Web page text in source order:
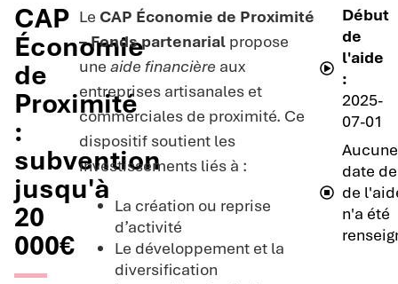
CAP
Économie
de
Proximité
:
subvention
jusqu'à
20
000€
Le CAP Économie de Proximité
– Fonds partenarial propose
uneaide financière aux
entreprises artisanales et
commerciales de proximité. Ce
dispositif soutient les
investissements liés à :
La création ou reprise
d’activité
Le développement et la
diversification
Début
de
l'aide
:
2025-
07-01
Aucune
date
de
n'a été